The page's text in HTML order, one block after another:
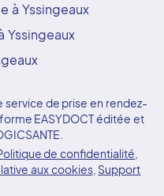
à Yssingeaux
Yssingeaux
de prise en rendez-
EASYDOCT éditée et
de confidentialité
aux cookies, Support